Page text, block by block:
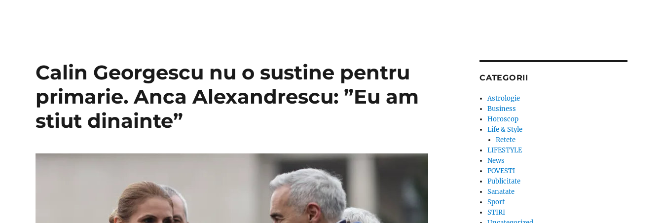
Calin Georgescu nu o sustine pentru
primarie. Anca Alexandrescu: ”Eu am
stiut dinainte”
CATEGORII
Astrologie
Business
Horoscop
Life & Style
Retete
LIFESTYLE
News
POVESTI
Publicitate
Sanatate
Sport
STIRI